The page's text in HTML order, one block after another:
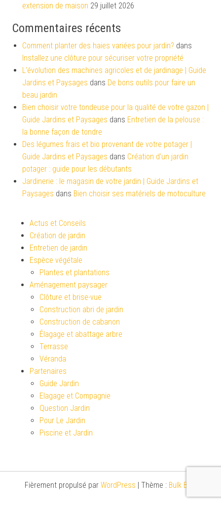
extension de maison 29 juillet 2026
Commentaires récents
Comment planter des haies variées pour jardin? dans
Installez une clôture pour sécuriser votre propriété
L'évolution des machines agricoles et de jardinage | Guide
Jardins et Paysages dans De bons outils pour faire un
beau jardin
Bien choisir votre tondeuse pour la qualité de votre gazon |
Guide Jardins et Paysages dans Entretien de la pelouse :
la bonne façon de tondre
Des légumes frais et bio provenant de votre potager |
Guide Jardins et Paysages dans Création d’un jardin
potager : guide pour les débutants
Jardinerie : le magasin de votre jardin | Guide Jardins et
Paysages dans Bien choisir ses matériels de motoculture
Actus et Conseils
Création de jardin
Entretien de jardin
Espèce végétale
Plantes et plantations
Aménagement paysager
Clôture et brise-vue
Construction abri de jardin
Construction de cabanon
Élagage et abattage arbre
Terrasse
Véranda
Partenaires
Guide Jardin
Elagage et Compagnie
Question Jardin
Pour Le Jardin
Piscine et Jardin
Fièrement propulsé par WordPress Thème : Bulk Blog